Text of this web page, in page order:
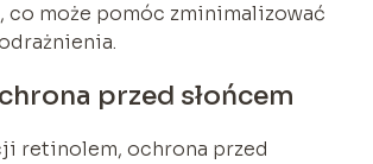
co może pomóc zminimalizować
przed słońcem
retinolem, ochrona przed